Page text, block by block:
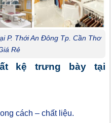
P. Thới An Đông Tp. Cần Thơ
Rẻ
kệ trưng bày tại
cách – chất liệu.